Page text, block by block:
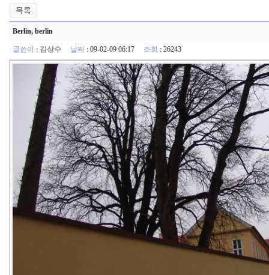
Berlin, berlin
글쓴이 : 김상수 날짜 : 09-02-09 06:17 조회 : 26243